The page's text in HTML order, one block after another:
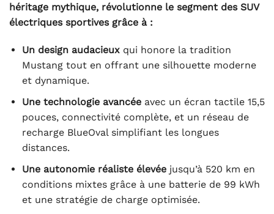
héritage mythique, révolutionne le segment des SUV
électriques sportives grâce à :
Un design audacieuxqui honore la tradition
Mustang tout en offrant une silhouette moderne
et dynamique.
Une technologie avancéeavec un écran tactile 15,5
pouces, connectivité complète, et un réseau de
recharge BlueOval simplifiant les longues
distances.
Une autonomie réaliste élevéejusqu’à 520 km en
conditions mixtes grâce à une batterie de 99 kWh
et une stratégie de charge optimisée.